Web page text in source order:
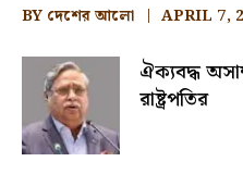
BY দেশের আলো APRIL 7,
ঐক্যবদ্ধ
রাষ্ট্রপতির